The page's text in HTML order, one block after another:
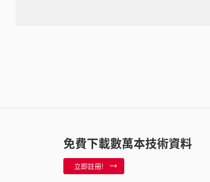
免費下載數萬本技術資料
立即註冊!